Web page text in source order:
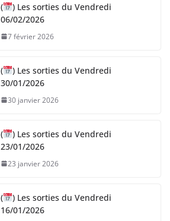
(
) Les sorties du Vendredi
06/02/2026
7 février 2026
(
) Les sorties du Vendredi
30/01/2026
30 janvier 2026
(
) Les sorties du Vendredi
23/01/2026
23 janvier 2026
(
) Les sorties du Vendredi
16/01/2026